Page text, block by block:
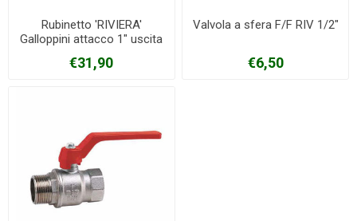
Rubinetto 'RIVIERA'
Galloppini attacco 1" uscita
€31,90
Valvola a sfera F/F RIV 1/2"
€6,50